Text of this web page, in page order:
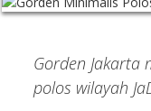
Gorden Jakarta
polos wilayah